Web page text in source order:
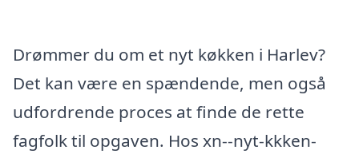
Drømmer du om et nyt køkken i Harlev?
Det kan være en spændende, men også
udfordrende proces at finde de rette
fagfolk til opgaven. Hos xn--nyt-kkken-